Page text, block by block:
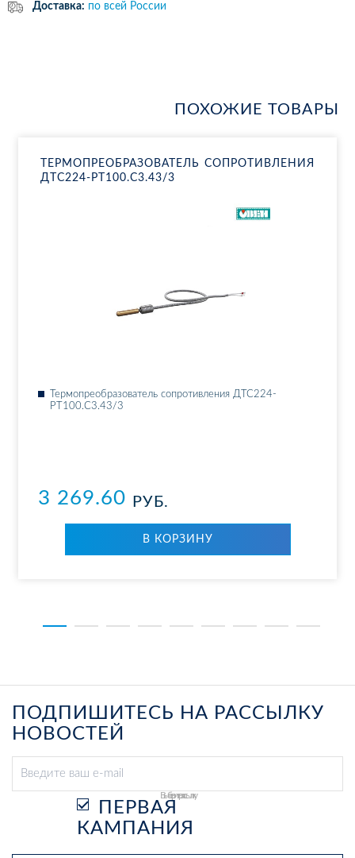
Доставка: по всей России
ПОХОЖИЕ ТОВАРЫ
ТЕР­МО­ПРЕ­ОБ­РА­ЗО­ВА­ТЕЛЬ СО­ПРО­ТИВ­ЛЕ­НИЯ
ДТ­С224-РТ100.С3.43/3
Тер­мо­пре­об­ра­зо­ва­тель со­про­тив­ле­ния ДТ­С224-
РТ100.С3.43/3
3 269.60 РУБ.
В КОР­ЗИ­НУ
ПОДПИШИТЕСЬ НА РАССЫЛКУ
НОВОСТЕЙ
Выберите рассылку
ПЕРВАЯ
КАМПАНИЯ